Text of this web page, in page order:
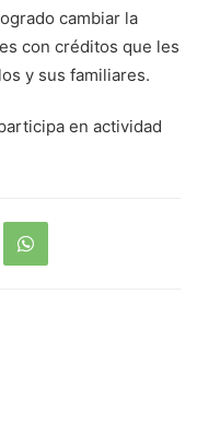
cambiar la
con créditos que les
y sus familiares.
en actividad